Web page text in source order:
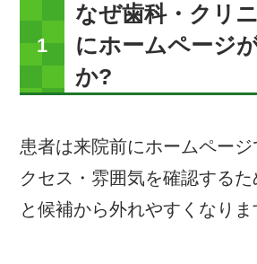
なぜ歯科・クリ
にホームページ
か?
患者は来院前にホームペー
クセス・雰囲気を確認する
と候補から外れやすくなりま